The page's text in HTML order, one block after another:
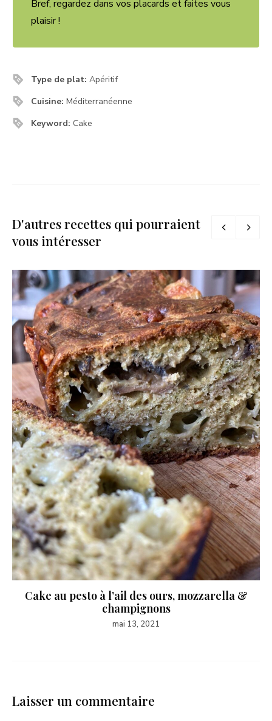
Bref, regardez dans vos placards et faites vous
plaisir !
Type de plat:Apéritif
Cuisine:Méditerranéenne
Keyword: Cake
D'autres recettes qui pourraient
vous intéresser
Cake au pesto à l’ail des ours, mozzarella &
champignons
mai 13, 2021
Laisser un commentaire